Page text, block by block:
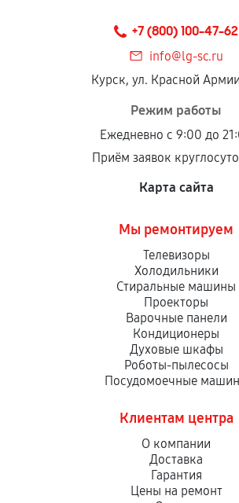
Установка была выполнена
центром.
При этом гарантия на сами
продавца. За качество сторонних
сервисный центр ответственности не
+7 (800) 100-47-62
info@lg-sc.ru
Курск, ул. Красной
Режим работы
Ежедневно с 9:00 до
Приём заявок
Карта сайта
Мы ремонтируем
Телевизоры
Холодильники
Стиральные машины
Проекторы
Варочные панели
Кондиционеры
Духовые шкафы
Роботы-пылесосы
Посудомоечные
Клиентам центра
О компании
Доставка
Гарантия
Цены на ремонт